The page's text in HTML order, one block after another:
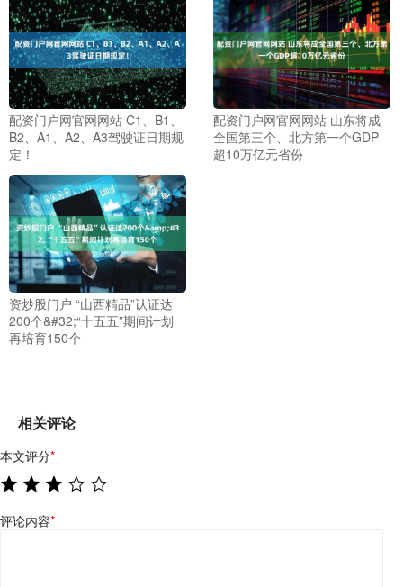
配资门户网官网网站 C1、B1、
B2、A1、A2、A3驾驶证日期规
定！
配资门户网官网网站 山东将成
全国第三个、北方第一个GDP
超10万亿元省份
资炒股门户 “山西精品”认证达
200个&#32;“十五五”期间计划
再培育150个
相关评论
本文评分*
评论内容*